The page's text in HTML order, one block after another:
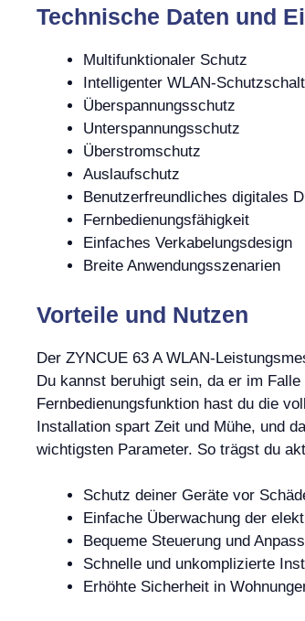
Technische Daten und
Multifunktionaler Schutz
Intelligenter WLAN-
Überspannungsschutz
Unterspannungsschutz
Überstromschutz
Auslaufschutz
Benutzerfreundliches digitales
Fernbedienungsfähigkeit
Einfaches Verkabelungsdesign
Breite Anwendungsszenarien
Vorteile und Nutzen
Der ZYNCUE 63 A WLAN-
Du kannst beruhigt sein, da er im
Fernbedienungsfunktion hast du die
Installation spart Zeit und Mühe, und
wichtigsten Parameter. So trägst du
Schutz deiner Geräte vor
Einfache Überwachung der
Bequeme Steuerung und
Schnelle und unkomplizierte
Erhöhte Sicherheit in